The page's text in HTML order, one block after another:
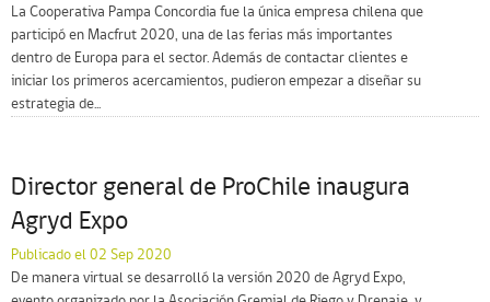
La Cooperativa Pampa Concordia fue la única empresa chilena que
participó en Macfrut 2020, una de las ferias más importantes
dentro de Europa para el sector. Además de contactar clientes e
iniciar los primeros acercamientos, pudieron empezar a diseñar su
estrategia de...
Director general de ProChile inaugura
Agryd Expo
Publicado el 02 Sep 2020
De manera virtual se desarrolló la versión 2020 de Agryd Expo,